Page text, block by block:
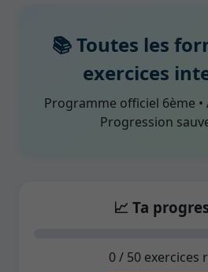
📚 Toutes les
exercices
Programme officiel 6ème •
Progression
📈 Ta
0 / 50 exercices